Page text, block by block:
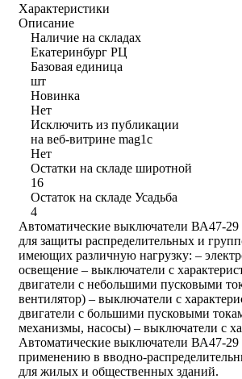
Характеристики
Описание
Наличие на складах
Екатеринбург РЦ
Базовая единица
шт
Новинка
Нет
Исключить из публикации
на веб-витрине mag1c
Нет
Остатки на складе широтной
16
Остаток на складе Усадьба
4
Автоматические выключатели ВА47-29
для защиты распределительных и
имеющих различную нагрузку: –
освещение – выключатели с
двигатели с небольшими пусковыми
вентилятор) – выключатели с
двигатели с большими пусковыми
механизмы, насосы) – выключатели с
Автоматические выключатели ВА47-29
применению в вводно-
для жилых и общественных зданий.